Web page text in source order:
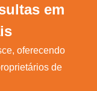
em
oferecendo
de